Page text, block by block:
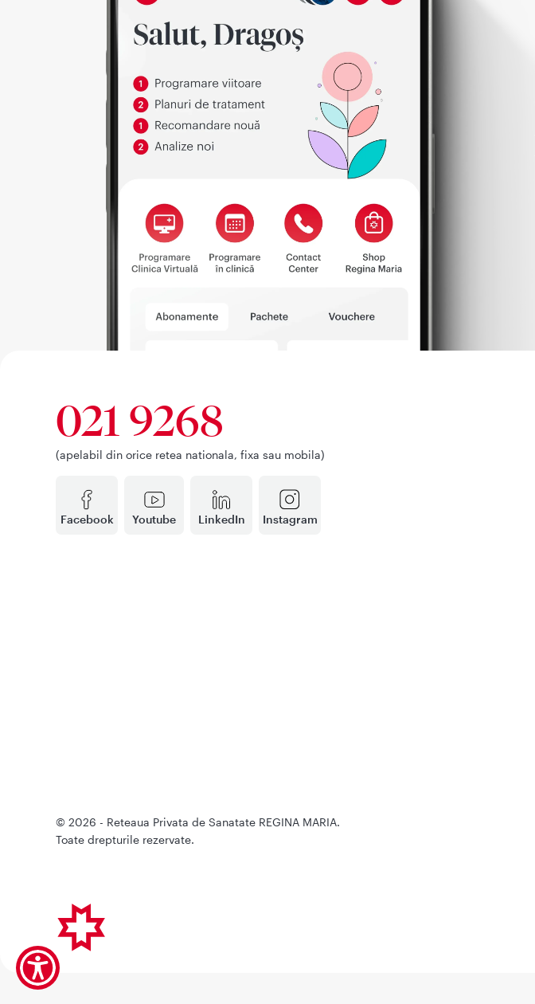
Facebook Youtube LinkedIn Instagram
021 9268
(apelabil din orice retea nationala, fixa sau mobila)
© 2026 - Reteaua Privata de Sanatate REGINA MARIA.
Toate drepturile rezervate.